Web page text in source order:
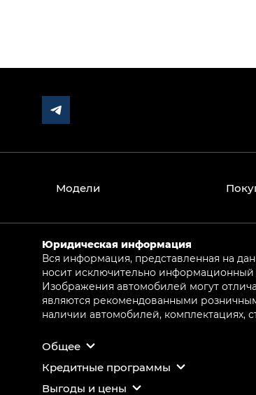
Модели
Юридическая информация
Вся информация, представленная на
носит исключительно информационный
Изображения автомобилей могут
являются рекомендованными
наличии автомобилей, комплектациях,
Общее
Кредитные программы
Выгоды и цены